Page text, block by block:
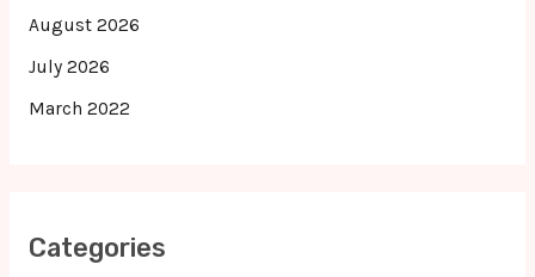
August 2026
July 2026
March 2022
Categories